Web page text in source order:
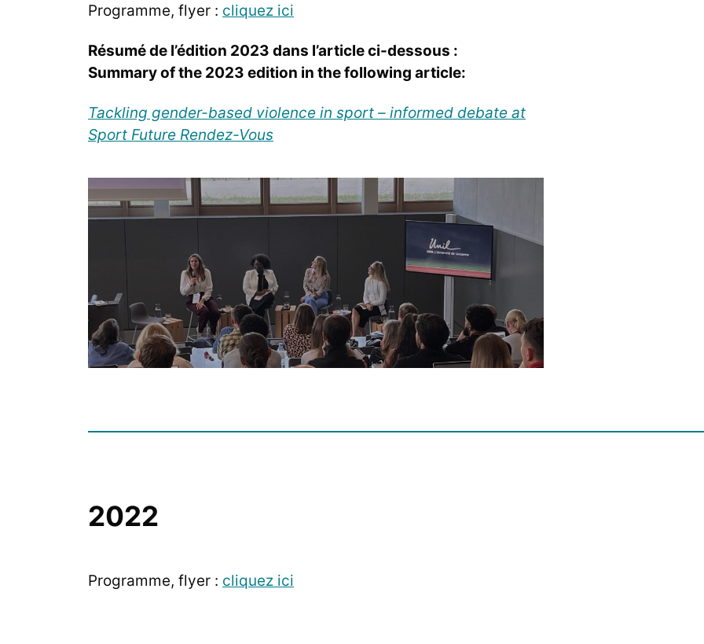
Programme, flyer : cliquez ici
Résumé de l’édition 2023 dans l’article ci-dessous :
Summary of the 2023 edition in the following article:
Tackling gender-based violence in sport – informed debate at
Sport Future Rendez-Vous
2022
Programme, flyer : cliquez ici